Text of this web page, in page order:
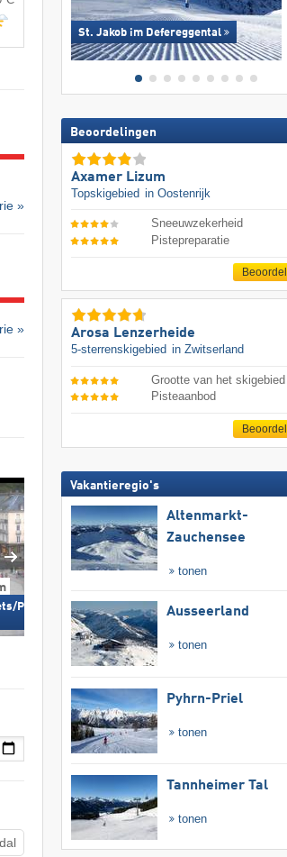
»
»
Place de la Mairie (950
Cauterets/Village
dal
St. Jakob im Defereggental
Beoordelingen
Axamer Lizum
Topskigebied in Oostenrijk
Sneeuwzekerheid
Pistepreparatie
Arosa Lenzerheide
5-sterrenskigebied in Zwitserland
Grootte van het skigebied
Pisteaanbod
Vakantieregio's
Altenmarkt-
Zauchensee
tonen
Ausseerland
tonen
Pyhrn-Priel
tonen
Tannheimer Tal
tonen